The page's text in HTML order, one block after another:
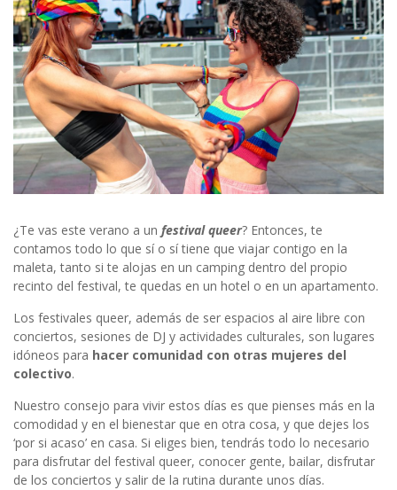
¿Te vas este verano a un festival queer? Entonces, te
contamos todo lo que sí o sí tiene que viajar contigo en la
maleta, tanto si te alojas en un camping dentro del propio
recinto del festival, te quedas en un hotel o en un apartamento.
Los festivales queer, además de ser espacios al aire libre con
conciertos, sesiones de DJ y actividades culturales, son lugares
idóneos para hacer comunidad con otras mujeres del
colectivo.
Nuestro consejo para vivir estos días es que pienses más en la
comodidad y en el bienestar que en otra cosa, y que dejes los
‘por si acaso’ en casa. Si eliges bien, tendrás todo lo necesario
para disfrutar del festival queer, conocer gente, bailar, disfrutar
de los conciertos y salir de la rutina durante unos días.